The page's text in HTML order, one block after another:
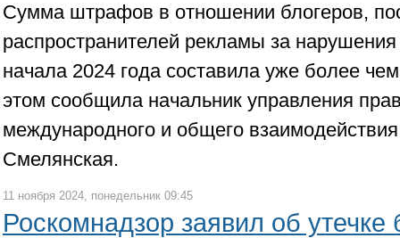
Сумма штрафов в отношении блогеров,
распространителей рекламы за нарушения
начала 2024 года составила уже более
этом сообщила начальник управления
международного и общего
Смелянская.
11 ноября 2024, понедельник 09:45
Роскомнадзор заявил об